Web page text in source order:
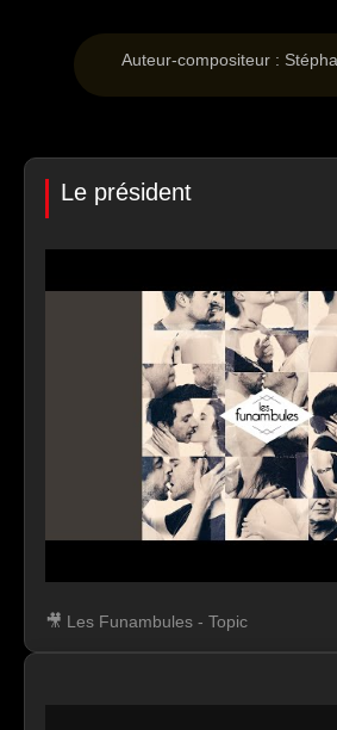
Auteur-compositeur :
Le président
▶
🎥 Les Funambules - Topic